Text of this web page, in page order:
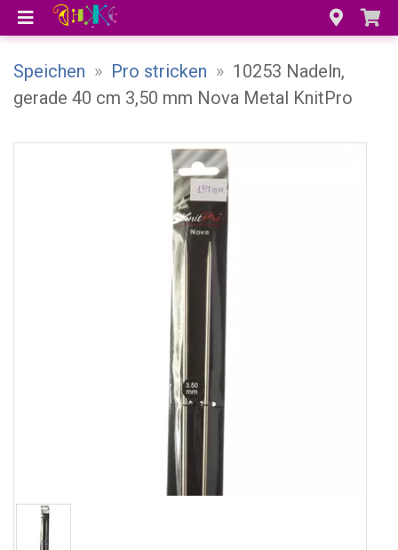
Speichen » Pro stricken » 10253 Nadeln,
gerade 40 cm 3,50 mm Nova Metal KnitPro